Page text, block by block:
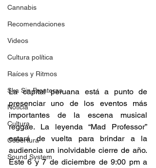
Cannabis
Recomendaciones
Videos
Cultura política
Raíces y Ritmos
Ska Sin Fronteras
Noticia
Cultura
Cobertura
Sound System
La capital peruana está a punto de
presenciar uno de los eventos más
importantes de la escena musical
reggae. La leyenda “Mad Professor”
estará de vuelta para brindar a la
audiencia un inolvidable cierre de año.
Este 6 y 7 de diciembre de 9:00 pm a